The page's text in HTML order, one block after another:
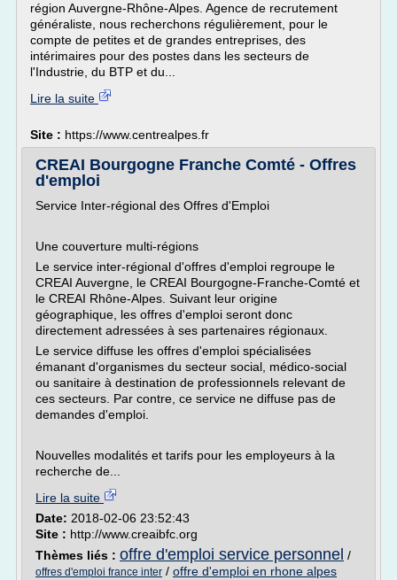
région Auvergne-Rhône-Alpes. Agence de recrutement
généraliste, nous recherchons régulièrement, pour le
compte de petites et de grandes entreprises, des
intérimaires pour des postes dans les secteurs de
l'Industrie, du BTP et du...
Lire la suite
Site : https://www.centrealpes.fr
CREAI Bourgogne Franche Comté - Offres
d'emploi
Service Inter-régional des Offres d'Emploi
Une couverture multi-régions
Le service inter-régional d'offres d'emploi regroupe le
CREAI Auvergne, le CREAI Bourgogne-Franche-Comté et
le CREAI Rhône-Alpes. Suivant leur origine
géographique, les offres d'emploi seront donc
directement adressées à ses partenaires régionaux.
Le service diffuse les offres d'emploi spécialisées
émanant d'organismes du secteur social, médico-social
ou sanitaire à destination de professionnels relevant de
ces secteurs. Par contre, ce service ne diffuse pas de
demandes d'emploi.
Nouvelles modalités et tarifs pour les employeurs à la
recherche de...
Lire la suite
Date: 2018-02-06 23:52:43
Site : http://www.creaibfc.org
Thèmes liés : offre d'emploi service personnel /
offres d'emploi france inter / offre d'emploi en rhone alpes